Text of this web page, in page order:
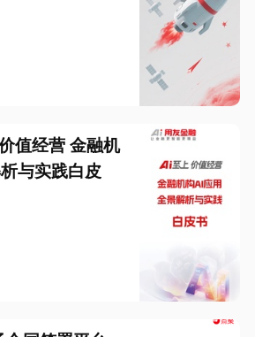
值经营 金融机
与实践白皮